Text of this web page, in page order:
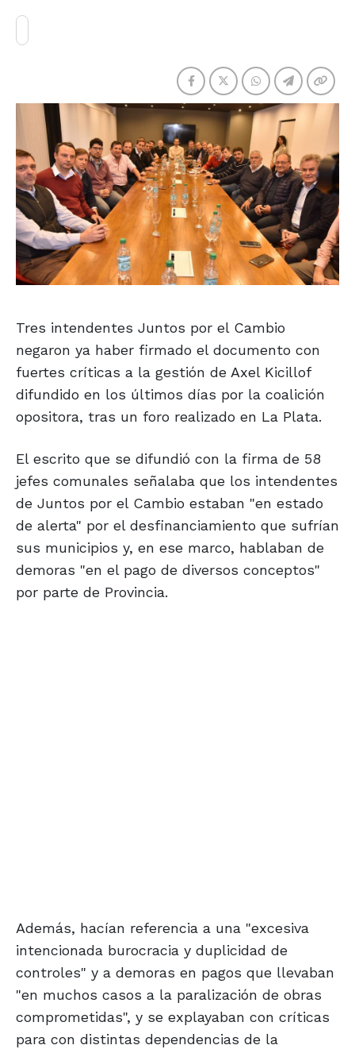
Tres intendentes Juntos por el Cambio
negaron ya haber firmado el documento con
fuertes críticas a la gestión de Axel Kicillof
difundido en los últimos días por la coalición
opositora, tras un foro realizado en La Plata.
El escrito que se difundió con la firma de 58
jefes comunales señalaba que los intendentes
de Juntos por el Cambio estaban "en estado
de alerta" por el desfinanciamiento que sufrían
sus municipios y, en ese marco, hablaban de
demoras "en el pago de diversos conceptos"
por parte de Provincia.
Además, hacían referencia a una "excesiva
intencionada burocracia y duplicidad de
controles" y a demoras en pagos que llevaban
"en muchos casos a la paralización de obras
comprometidas", y se explayaban con críticas
para con distintas dependencias de la